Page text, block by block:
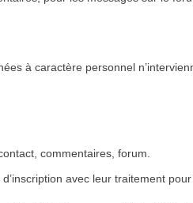
à caractère personnel
commentaires, forum.
avec leur traitement